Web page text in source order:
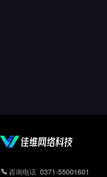
咨询电话 0371-55001601